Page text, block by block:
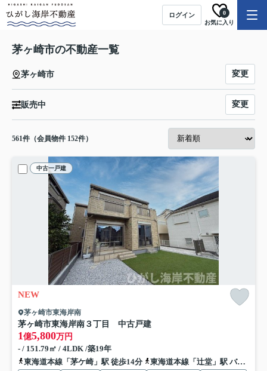
ログイン
お気に入り
0
茅ヶ崎市の不動産一覧
茅ヶ崎市 変更
販売中 変更
561件（会員物件 152件）
中古一戸建
NEW
茅ヶ崎市東海岸南
茅ヶ崎市東海岸南３丁目 中古戸建
1億5,800万円
- / 151.79㎡ / 4LDK /築19年
東海道本線「茅ケ崎」駅 徒歩14分
東海道本線「辻堂」駅 バス16分 神奈川中央交通「会館前（茅ヶ崎市）」 停歩6分